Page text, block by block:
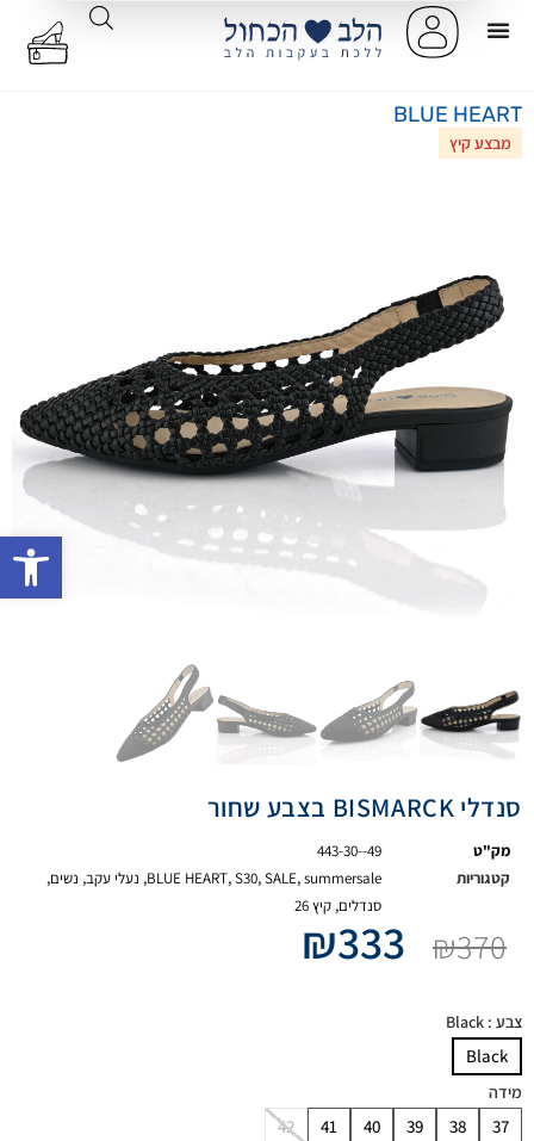
BLUE HEART
מבצע קיץ
סנדלי BISMARCK בצבע שחור
מק"ט
443-30--49
קטגוריות
BLUE HEART,S30,SALE,summersale
, נעלי עקב, נשים,
סנדלים, קיץ 26
₪370
₪333
צבע : Black
Black
מידה
37
38
39
40
41
42